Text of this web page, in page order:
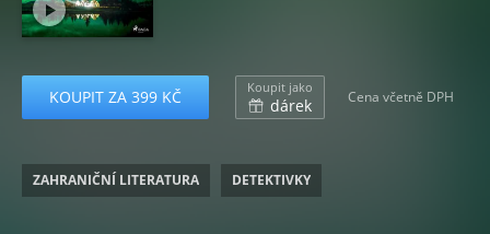
KOUPIT ZA 399 KČ Koupit jako
dárek Cena včetně DPH
ZAHRANIČNÍ LITERATURA DETEKTIVKY